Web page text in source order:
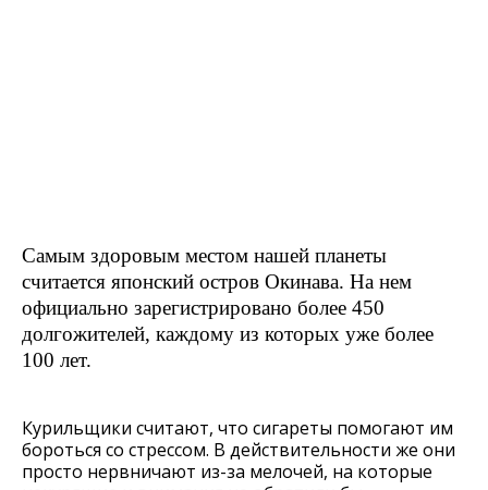
Самым здоровым местом нашей планеты
считается японский остров Окинава. На нем
официально зарегистрировано более 450
долгожителей, каждому из которых уже более
100 лет.
Курильщики считают, что сигареты помогают им
бороться со стрессом. В действительности же они
просто нервничают из-за мелочей, на которые